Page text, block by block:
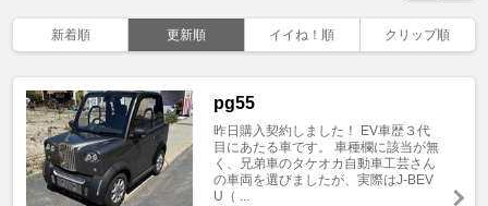
新着順 更新順 イイね！順 クリップ順
pg55
昨日購入契約しました！ EV車歴３代
目にあたる車です。 車種欄に該当が無
く、兄弟車のタケオカ自動車工芸さん
の車両を選びましたが、実際はJ-BEV
U（ ...